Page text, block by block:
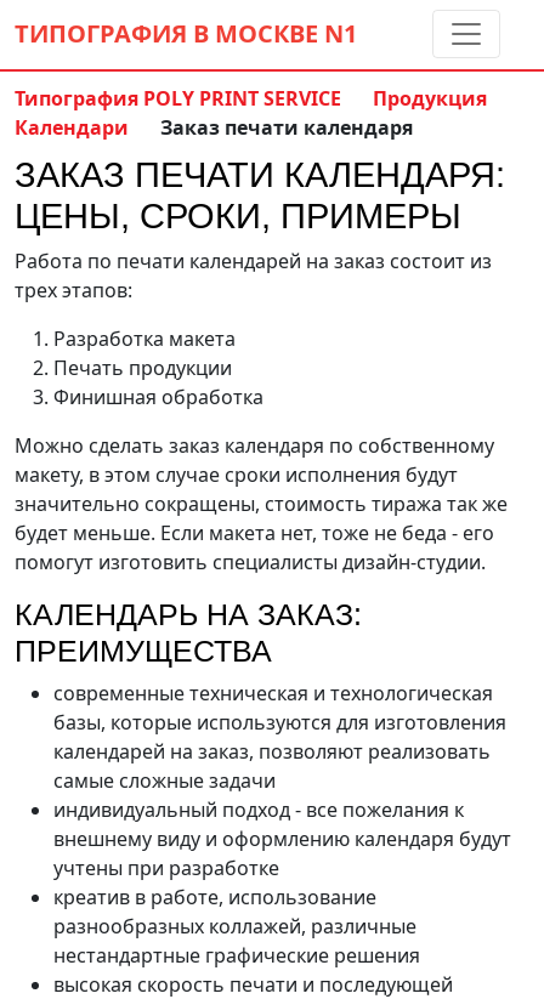
ТИПОГРАФИЯ В МОСКВЕ N1
Контакты: (5 метров от м. Дмитровская)
info@ppsprint.ru 8 495 797-35-59
звоните с 10 до 19 пн-сб
Обратный звонок
Типография POLY PRINT SERVICE
Продукция
Календари
Заказ печати календаря
ЗАКАЗ ПЕЧАТИ КАЛЕНДАРЯ:
ЦЕНЫ, СРОКИ, ПРИМЕРЫ
Работа по печати календарей на заказ состоит из
трех этапов:
Разработка макета
Печать продукции
Финишная обработка
Можно сделать заказ календаря по собственному
макету, в этом случае сроки исполнения будут
значительно сокращены, стоимость тиража так же
будет меньше. Если макета нет, тоже не беда - его
помогут изготовить специалисты дизайн-студии.
КАЛЕНДАРЬ НА ЗАКАЗ:
ПРЕИМУЩЕСТВА
современные техническая и технологическая
базы, которые используются для изготовления
календарей на заказ, позволяют реализовать
самые сложные задачи
индивидуальный подход - все пожелания к
внешнему виду и оформлению календаря будут
учтены при разработке
креатив в работе, использование
разнообразных коллажей, различные
нестандартные графические решения
высокая скорость печати и последующей